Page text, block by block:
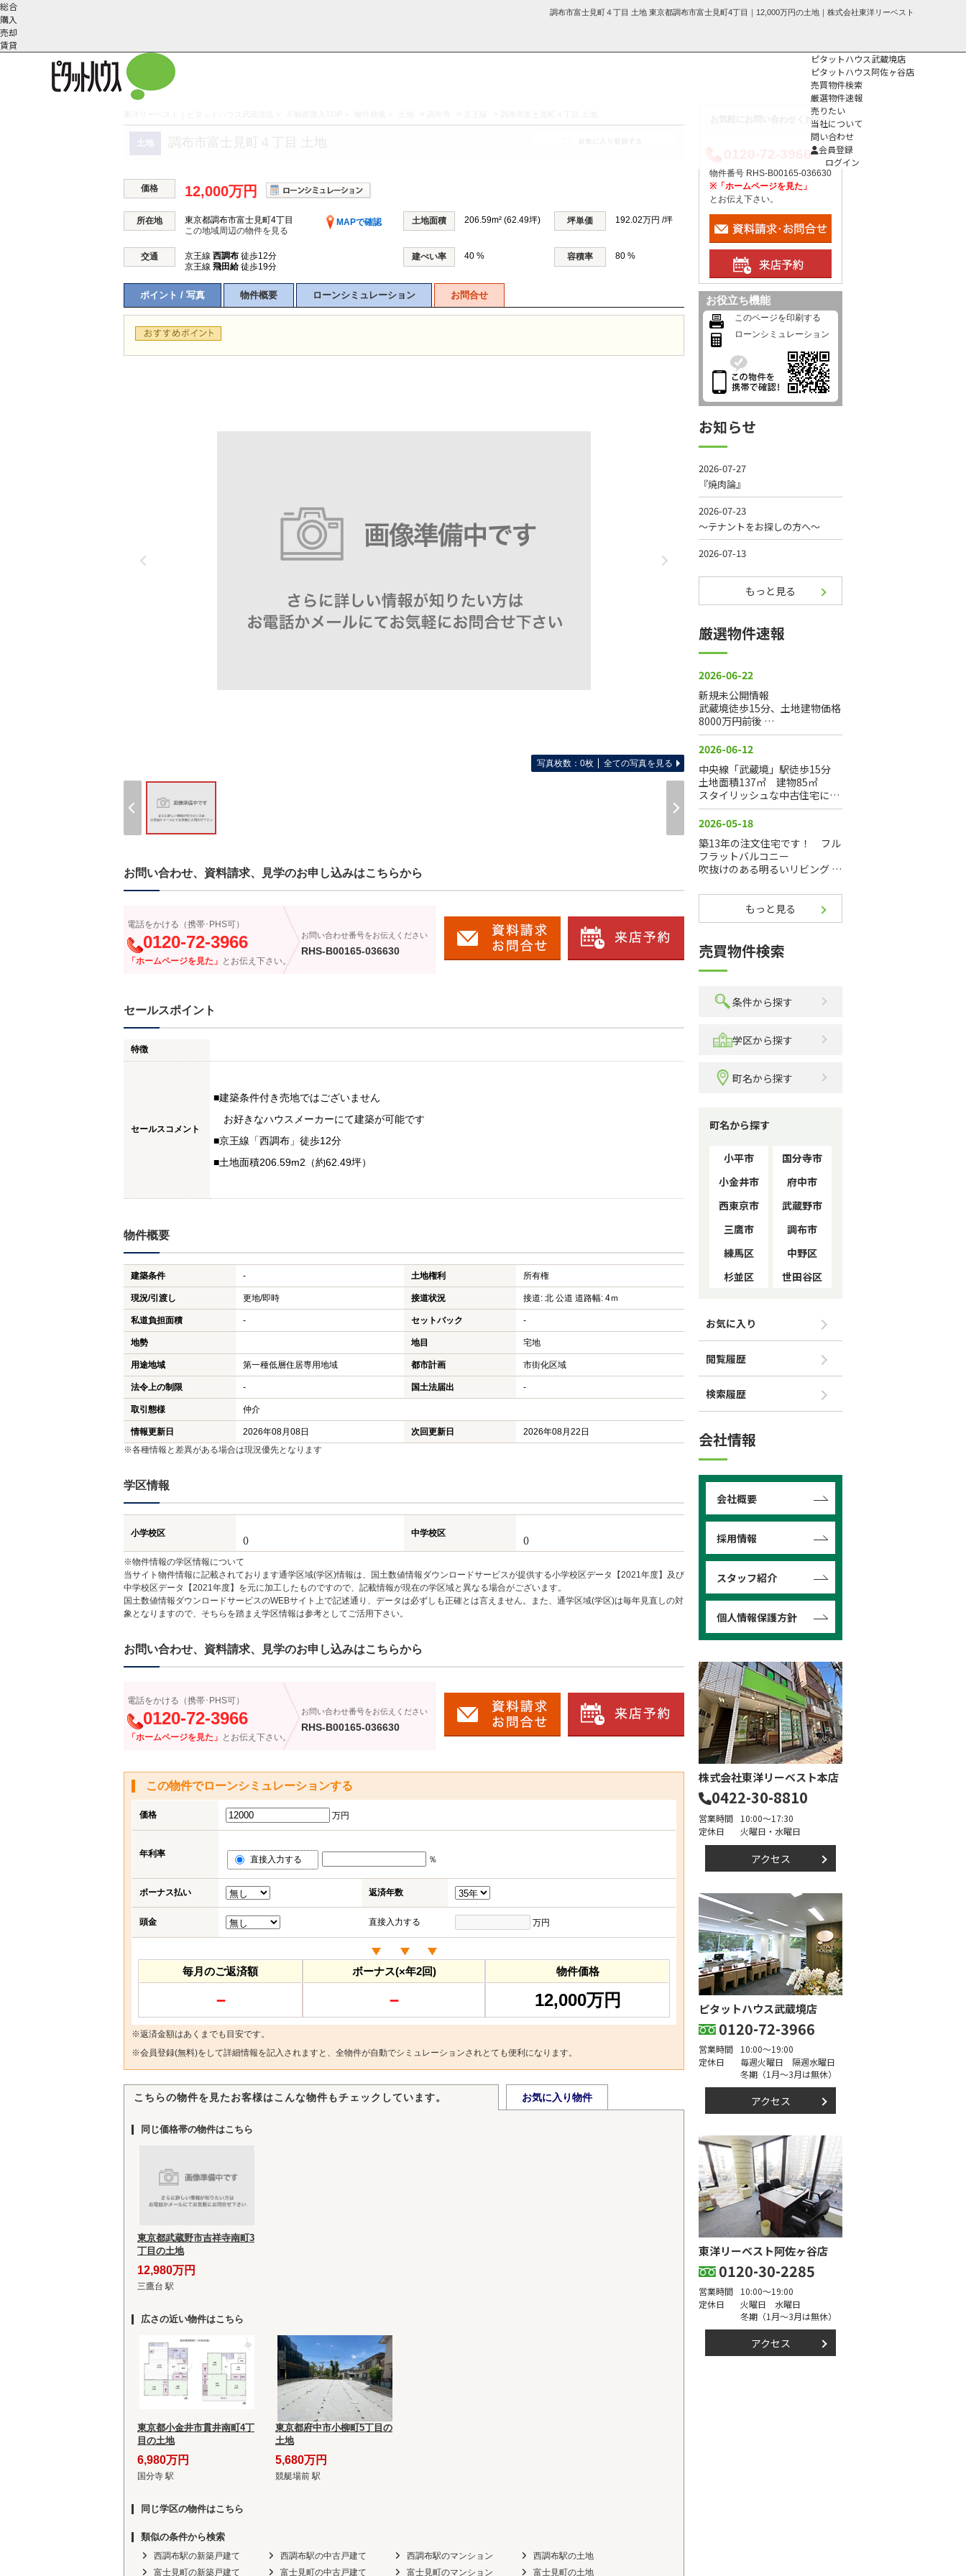
調布市富士見町４丁目 土地 東京都調布市富士見町4丁目｜12,000万円の土地｜株式会社東洋リーベスト
総合
購入
売却
賃貸
ピタットハウス武蔵境店
ピタットハウス阿佐ヶ谷店
売買物件検索
こだわりの条件で検索 町名から探す
厳選物件速報
売りたい
当社について
会社概
要
スタッフ紹
採用情
問い合わせ
会員登録
ログイン
土地 調布市富士見町４丁目 土地
価格 12,000万円
所在地 東京都調布市富士見町4丁目
MAPで確認
この地域周辺の物件を見る
土地面積 206.59m² (62.49坪) 坪単価 192.02万円 /坪
交通 京王線 西調布 徒歩12分
京王線 飛田給徒歩19分
建ぺい率 40 % 容積率 80 %
ポイント / 写真 物件概要 ローンシミュレーション お問合せ
写真枚数：0枚 全ての写真を見る
お問い合わせ、資料請求、見学のお申し込みはこちらから
電話をかける（携帯･PHS可）
0120-72-3966
「ホームページを見た」 とお伝え下さい。
お問い合わせ番号をお伝えください
RHS-B00165-036630
セールスポイント
特徴
セールスコメント
■建築条件付き売地ではございません
お好きなハウスメーカーにて建築が可能です
■京王線「西調布」徒歩12分
■土地面積206.59m2（約62.49坪）
物件概要
建築条件 - 土地権利 所有権
現況/引渡し 更地/即時 接道状況 接道: 北 公道 道路幅: 4ｍ
私道負担面積 - セットバック -
地勢 地目 宅地
用途地域 第一種低層住居専用地域 都市計画 市街化区域
法令上の制限 - 国土法届出 -
取引態様 仲介
情報更新日 2026年08月08日 次回更新日
2026年08月22日
※各種情報と差異がある場合は現況優先となります
学区情報
小学校区
()
中学校区
()
※物件情報の学区情報について
当サイト物件情報に記載されております通学区域(学区)情報は、国土数値情報ダウンロードサービスが提供する小学校区データ【2021年度】及び
中学校区データ【2021年度】を元に加工したものですので、記載情報が現在の学区域と異なる場合がございます。
国土数値情報ダウンロードサービスのWEBサイト上で記述通り、データは必ずしも正確とは言えません。また、通学区域(学区)は毎年見直しの対
象となりますので、そちらを踏まえ学区情報は参考としてご活用下さい。
お問い合わせ、資料請求、見学のお申し込みはこちらから
電話をかける（携帯･PHS可）
0120-72-3966
「ホームページを見た」 とお伝え下さい。
お問い合わせ番号をお伝えください
RHS-B00165-036630
この物件でローンシミュレーションする
価格 万円
年利率
直接入力する ％
ボーナス払い 返済年数
頭金 直接入力する 万円
毎月のご返済額
－
ボーナス(×年2回)
－
物件価格
12,000万円
※返済金額はあくまでも目安です。
※会員登録(無料)をして詳細情報を記入されますと、全物件が自動でシミュレーションされとても便利になります。
こちらの物件を見たお客様はこんな物件もチェックしています。 お気に入り物件
同じ価格帯の物件はこちら
東京都武蔵野市吉祥寺南町3
丁目の土地
12,980万円
三鷹台 駅
広さの近い物件はこちら
東京都小金井市貫井南町4丁
目の土地
6,980万円
国分寺 駅
東京都府中市小柳町5丁目の
土地
5,680万円
競艇場前 駅
同じ学区の物件はこちら
類似の条件から検索
西調布駅の新築戸建て 西調布駅の中古戸建て 西調布駅のマンション
西調布駅の土地
富士見町の新築戸建て
富士見町の中古戸建て 富士見町のマンション 富士見町の土地
お気軽にお問い合わせください
0120-72-3966
物件番号 RHS-B00165-036630
※「ホームページを見た」
とお伝え下さい。
お役立ち機能
このページを印刷する
ローンシミュレーション
お知らせ
もっと見る
厳選物件速報
もっと見る
売買物件検索
条件から探す
学区から探す
町名から探す
町名から探す
小平市
国分寺市
小金井市
府中市
西東京市
武蔵野市
三鷹市
調布市
練馬区
中野区
杉並区
世田谷区
お気に入り
閲覧履歴
検索履歴
会社情報
会社概要
採用情報
スタッフ紹介
個人情報保護方針
株式会社東洋リーベスト本店
0422-30-8810
営業時間
10:00～17:30
定休日
火曜日・水曜日
アクセス
ピタットハウス武蔵境店
0120-72-3966
営業時間
10:00～19:00
定休日
毎週火曜日 隔週水曜日
冬期（1月～3月は無休）
アクセス
東洋リーベスト阿佐ヶ谷店
0120-30-2285
営業時間
10:00～19:00
定休日
火曜日 水曜日
冬期（1月～3月は無休）
アクセス